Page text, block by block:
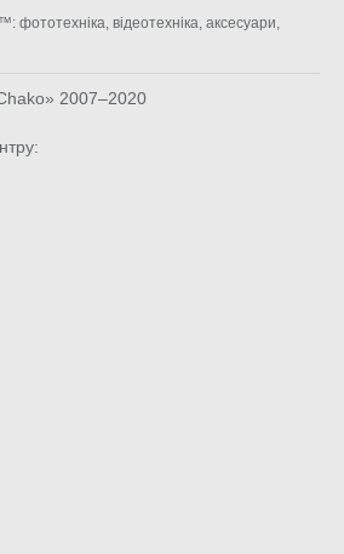
фототехніка, відеотехніка, аксесуари,
2007–2020